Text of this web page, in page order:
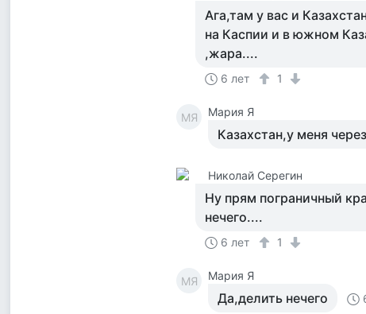
Ага,там у вас и
на Каспии и в южном
,жара....
6 лет 1
МЯ Мария Я
Казахстан,у меня
Николай Серегин
Ну прям пограничный
нечего....
6 лет 1
МЯ Мария Я
Да,делить нечего